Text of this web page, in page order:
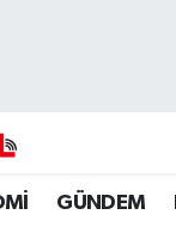
GÜNDEM
Yoğunluk
Durumu ve